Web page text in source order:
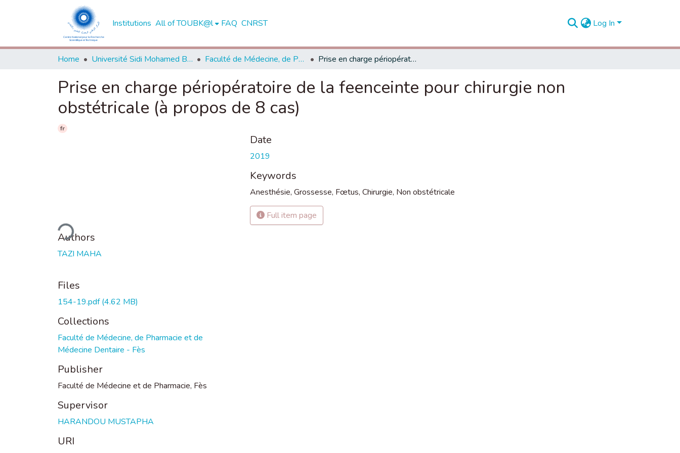
Institutions All of TOUBK@l FAQ CNRST Log In
Home Université Sidi Mohamed Ben Abdellah de Fès Faculté de Médecine, de Pharmacie et de Médecine Dentaire - Fès Prise en charge périopératoire de la feenceinte pour chirurgie non obstétricale (à propos de 8 cas)
Prise en charge périopératoire de la feenceinte pour chirurgie non
obstétricale (à propos de 8 cas)
fr
Loading...
Authors
TAZI MAHA
Files
154-19.pdf(4.62 MB)
Collections
Faculté de Médecine, de Pharmacie et de
Médecine Dentaire - Fès
Publisher
Faculté de Médecine et de Pharmacie, Fès
Supervisor
HARANDOU MUSTAPHA
URI
Date
2019
Keywords
Anesthésie, Grossesse, Fœtus, Chirurgie, Non obstétricale
Full item page